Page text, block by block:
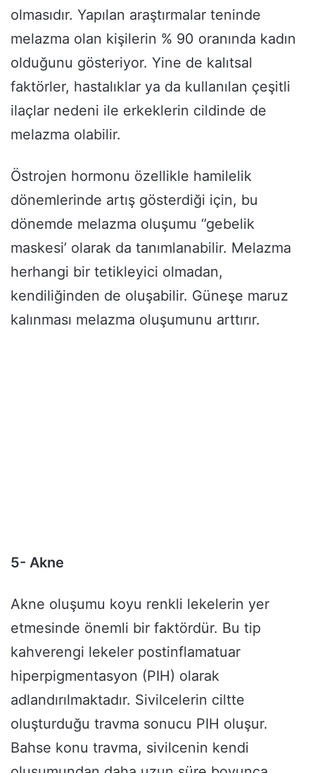
olmasıdır. Yapılan araştırmalar teninde
melazma olan kişilerin % 90 oranında kadın
olduğunu gösteriyor. Yine de kalıtsal
faktörler, hastalıklar ya da kullanılan çeşitli
ilaçlar nedeni ile erkeklerin cildinde de
melazma olabilir.
Östrojen hormonu özellikle hamilelik
dönemlerinde artış gösterdiği için, bu
dönemde melazma oluşumu ‘’gebelik
maskesi’ olarak da tanımlanabilir. Melazma
herhangi bir tetikleyici olmadan,
kendiliğinden de oluşabilir. Güneşe maruz
kalınması melazma oluşumunu arttırır.
5- Akne
Akne oluşumu koyu renkli lekelerin yer
etmesinde önemli bir faktördür. Bu tip
kahverengi lekeler postinflamatuar
hiperpigmentasyon (PIH) olarak
adlandırılmaktadır. Sivilcelerin ciltte
oluşturduğu travma sonucu PIH oluşur.
Bahse konu travma, sivilcenin kendi